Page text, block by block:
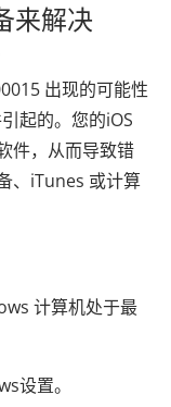
来解决
出现的可能性
起的。您的iOS
件，从而导致错
、iTunes 或计算
计算机处于最
设置。